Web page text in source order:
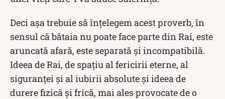
Deci aşa trebuie să înţelegem acest proverb, în
sensul că bătaia nu poate face parte din Rai, este
aruncată afară, este separată și incompatibilă.
Ideea de Rai, de spaţiu al fericirii eterne, al
siguranţei şi al iubirii absolute şi ideea de
durere fizică şi frică, mai ales provocate de o